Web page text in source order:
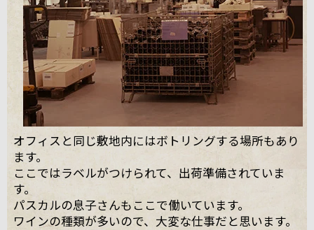
オフィスと同じ敷地内にはボトリングする場所もあり
ます。
ここではラベルがつけられて、出荷準備されていま
す。
パスカルの息子さんもここで働いています。
ワインの種類が多いので、大変な仕事だと思います。